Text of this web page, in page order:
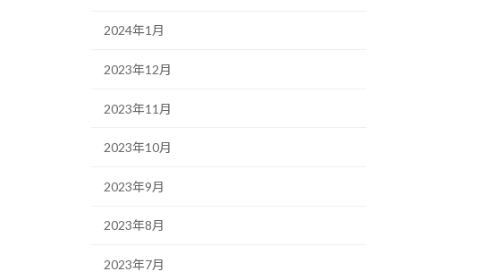
2024年1月
2023年12月
2023年11月
2023年10月
2023年9月
2023年8月
2023年7月